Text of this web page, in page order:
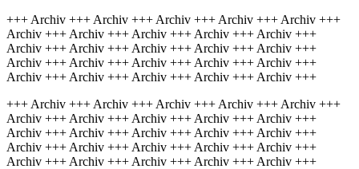
+++ Archiv +++ Archiv +++ Archiv +++ Archiv +++ Archiv +++
Archiv +++ Archiv +++ Archiv +++ Archiv +++ Archiv +++
Archiv +++ Archiv +++ Archiv +++ Archiv +++ Archiv +++
Archiv +++ Archiv +++ Archiv +++ Archiv +++ Archiv +++
Archiv +++ Archiv +++ Archiv +++ Archiv +++ Archiv +++
+++ Archiv +++ Archiv +++ Archiv +++ Archiv +++ Archiv +++
Archiv +++ Archiv +++ Archiv +++ Archiv +++ Archiv +++
Archiv +++ Archiv +++ Archiv +++ Archiv +++ Archiv +++
Archiv +++ Archiv +++ Archiv +++ Archiv +++ Archiv +++
Archiv +++ Archiv +++ Archiv +++ Archiv +++ Archiv +++